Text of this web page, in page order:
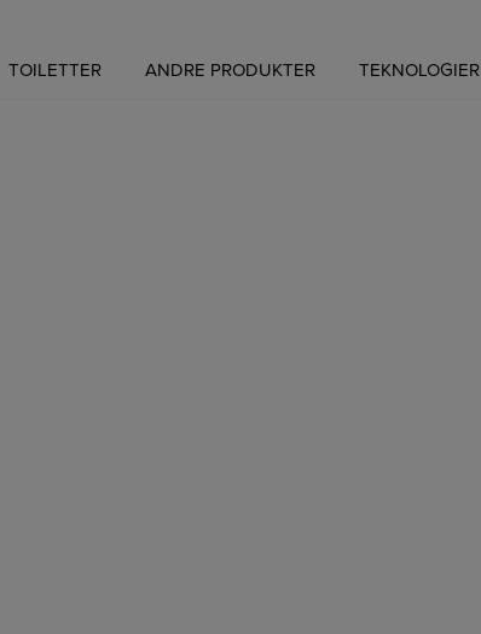
TOILETTER ANDRE PRODUKTER TEKNOLOGIER